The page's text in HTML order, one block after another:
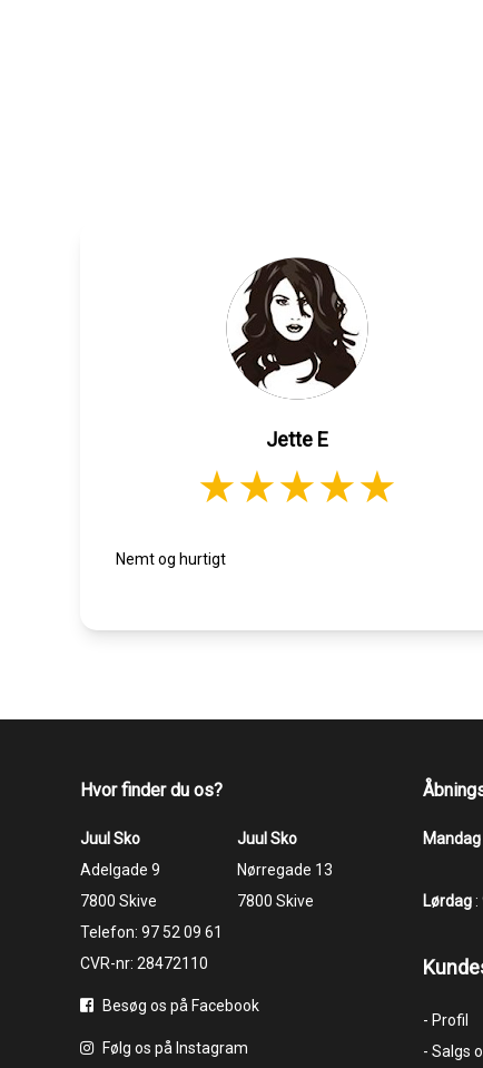
Jette E
Nemt og hurtigt
Hvor finder du os?
Juul Sko
​​​​​​​Adelgade 9
7800 Skive
Telefon: 97 52 09 61
CVR-nr: 28472110
Juul Sko
​​​​​​​Nørregade 13
7800 Skive
Besøg os på Facebook
Følg os på Instagram
Lørdag:
- Profil
- Salgs